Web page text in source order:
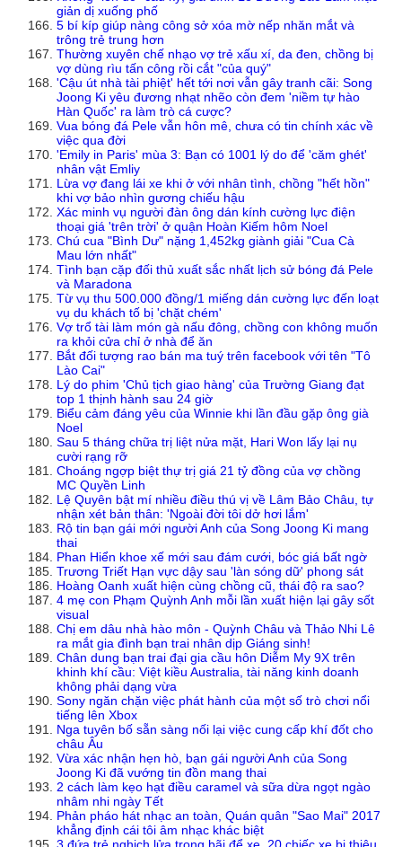
giản dị xuống phố
5 bí kíp giúp nàng công sở xóa mờ nếp nhăn mắt và
trông trẻ trung hơn
Thường xuyên chế nhạo vợ trẻ xấu xí, da đen, chồng bị
vợ dùng rìu tấn công rồi cắt "của quý"
'Cậu út nhà tài phiệt' hết tới nơi vẫn gây tranh cãi: Song
Joong Ki yêu đương nhạt nhẽo còn đem 'niềm tự hào
Hàn Quốc' ra làm trò cá cược?
Vua bóng đá Pele vẫn hôn mê, chưa có tin chính xác về
việc qua đời
'Emily in Paris' mùa 3: Bạn có 1001 lý do để 'căm ghét'
nhân vật Emliy
Lừa vợ đang lái xe khi ở với nhân tình, chồng "hết hồn"
khi vợ bảo nhìn gương chiếu hậu
Xác minh vụ người đàn ông dán kính cường lực điện
thoại giá 'trên trời' ở quận Hoàn Kiếm hôm Noel
Chú cua "Bình Dư" nặng 1,452kg giành giải "Cua Cà
Mau lớn nhất"
Tình bạn cặp đối thủ xuất sắc nhất lịch sử bóng đá Pele
và Maradona
Từ vụ thu 500.000 đồng/1 miếng dán cường lực đến loạt
vụ du khách tố bị 'chặt chém'
Vợ trổ tài làm món gà nấu đông, chồng con không muốn
ra khỏi cửa chỉ ở nhà để ăn
Bắt đối tượng rao bán ma tuý trên facebook với tên "Tô
Lào Cai"
Lý do phim 'Chủ tịch giao hàng' của Trường Giang đạt
top 1 thịnh hành sau 24 giờ
Biểu cảm đáng yêu của Winnie khi lần đầu gặp ông già
Noel
Sau 5 tháng chữa trị liệt nửa mặt, Hari Won lấy lại nụ
cười rạng rỡ
Choáng ngợp biệt thự trị giá 21 tỷ đồng của vợ chồng
MC Quyền Linh
Lệ Quyên bật mí nhiều điều thú vị về Lâm Bảo Châu, tự
nhận xét bản thân: 'Ngoài đời tôi dở hơi lắm'
Rộ tin bạn gái mới người Anh của Song Joong Ki mang
thai
Phan Hiển khoe xế mới sau đám cưới, bóc giá bất ngờ
Trương Triết Hạn vực dậy sau 'làn sóng dữ' phong sát
Hoàng Oanh xuất hiện cùng chồng cũ, thái độ ra sao?
4 mẹ con Phạm Quỳnh Anh mỗi lần xuất hiện lại gây sốt
visual
Chị em dâu nhà hào môn - Quỳnh Châu và Thảo Nhi Lê
ra mắt gia đình bạn trai nhân dịp Giáng sinh!
Chân dung bạn trai đại gia cầu hôn Diễm My 9X trên
khinh khí cầu: Việt kiều Australia, tài năng kinh doanh
không phải dạng vừa
Sony ngăn chặn việc phát hành của một số trò chơi nổi
tiếng lên Xbox
Nga tuyên bố sẵn sàng nối lại việc cung cấp khí đốt cho
châu Âu
Vừa xác nhận hẹn hò, bạn gái người Anh của Song
Joong Ki đã vướng tin đồn mang thai
2 cách làm kẹo hạt điều caramel và sữa dừa ngọt ngào
nhâm nhi ngày Tết
Phản pháo hát nhạc an toàn, Quán quân "Sao Mai" 2017
khẳng định cái tôi âm nhạc khác biệt